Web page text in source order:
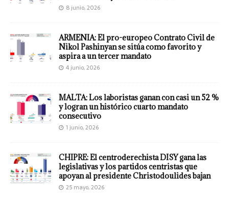
8 junio, 2026
ARMENIA: El pro-europeo Contrato Civil de
Nikol Pashinyan se sitúa como favorito y
aspira a un tercer mandato
4 junio, 2026
MALTA: Los laboristas ganan con casi un 52 %
y logran un histórico cuarto mandato
consecutivo
1 junio, 2026
CHIPRE: El centroderechista DISY gana las
legislativas y los partidos centristas que
apoyan al presidente Christodoulides bajan
25 mayo, 2026